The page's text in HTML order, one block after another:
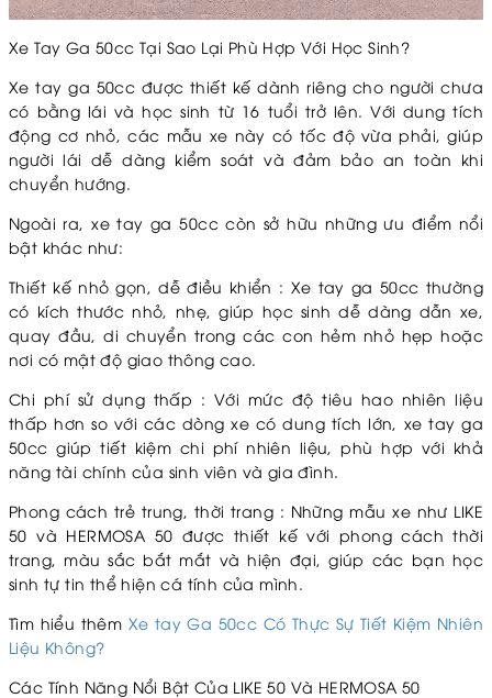
Xe Tay Ga 50cc Tại Sao Lại Phù Hợp Với Học Sinh?
Xe tay ga 50cc được thiết kế dành riêng cho người chưa
có bằng lái và học sinh từ 16 tuổi trở lên. Với dung tích
động cơ nhỏ, các mẫu xe này có tốc độ vừa phải, giúp
người lái dễ dàng kiểm soát và đảm bảo an toàn khi
chuyển hướng.
Ngoài ra, xe tay ga 50cc còn sở hữu những ưu điểm nổi
bật khác như:
Thiết kế nhỏ gọn, dễ điều khiển : Xe tay ga 50cc thường
có kích thước nhỏ, nhẹ, giúp học sinh dễ dàng dẫn xe,
quay đầu, di chuyển trong các con hẻm nhỏ hẹp hoặc
nơi có mật độ giao thông cao.
Chi phí sử dụng thấp : Với mức độ tiêu hao nhiên liệu
thấp hơn so với các dòng xe có dung tích lớn, xe tay ga
50cc giúp tiết kiệm chi phí nhiên liệu, phù hợp với khả
năng tài chính của sinh viên và gia đình.
Phong cách trẻ trung, thời trang : Những mẫu xe như LIKE
50 và HERMOSA 50 được thiết kế với phong cách thời
trang, màu sắc bắt mắt và hiện đại, giúp các bạn học
sinh tự tin thể hiện cá tính của mình.
Tìm hiểu thêm Xe tay Ga 50cc Có Thực Sự Tiết Kiệm Nhiên
Liệu Không?
Các Tính Năng Nổi Bật Của LIKE 50 Và HERMOSA 50